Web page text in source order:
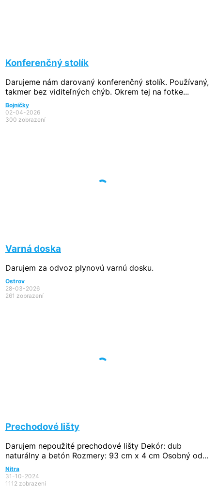
Konferenčný stolík
Darujeme nám darovaný konferenčný stolík. Používaný,
takmer bez viditeľných chýb. Okrem tej na fotke...
Bojničky
02-04-2026
300 zobrazení
Varná doska
Darujem za odvoz plynovú varnú dosku.
Ostrov
28-03-2026
261 zobrazení
Prechodové lišty
Darujem nepoužité prechodové lišty Dekór: dub
naturálny a betón Rozmery: 93 cm x 4 cm Osobný od...
Nitra
31-10-2024
1112 zobrazení